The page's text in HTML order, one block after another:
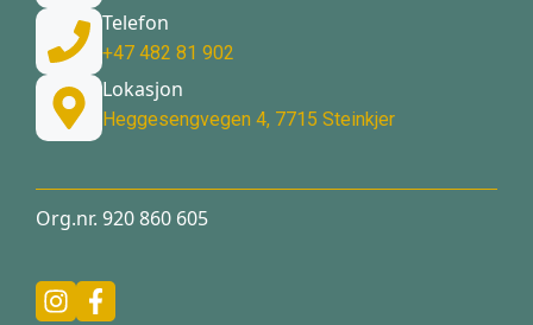
Telefon
+47 482 81 902
Lokasjon
Heggesengvegen 4, 7715 Steinkjer
Org.nr. 920 860 605